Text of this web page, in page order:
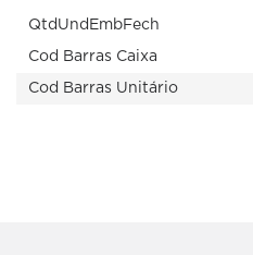
QtdUndEmbFech
Cod Barras Caixa
Cod Barras Unitário